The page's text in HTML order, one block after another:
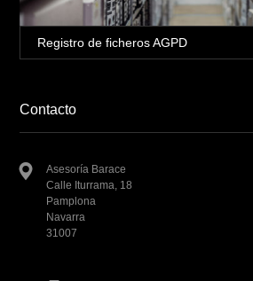
Registro de ficheros AGPD
Contacto
Asesoría Barace
Calle Iturrama, 18
Pamplona
Navarra
31007